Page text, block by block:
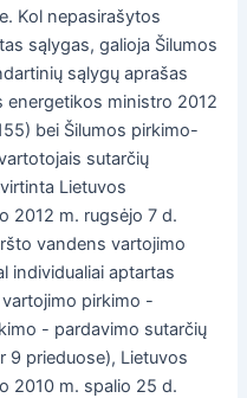
Kol nepasirašytos
sąlygas, galioja Šilumos
sąlygų aprašas
energetikos ministro 2012
bei Šilumos pirkimo-
sutarčių
Lietuvos
2012 m. rugsėjo 7 d.
vandens vartojimo
individualiai aptartas
pirkimo -
- pardavimo sutarčių
9 prieduose), Lietuvos
2010 m. spalio 25 d.